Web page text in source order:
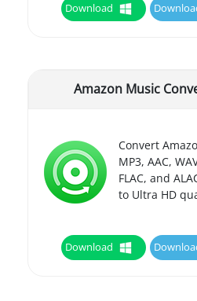
Download
Amazon Music
Convert
MP3, AAC,
FLAC, and
to Ultra HD
Download